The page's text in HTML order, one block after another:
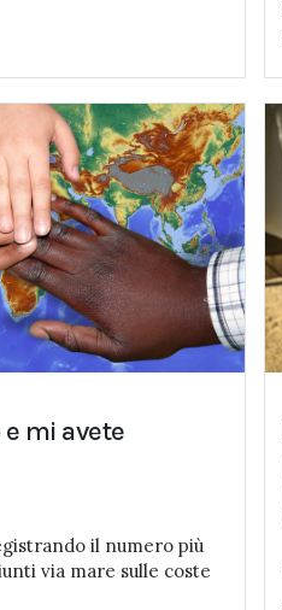
mi avete
il numero più
via mare sulle coste